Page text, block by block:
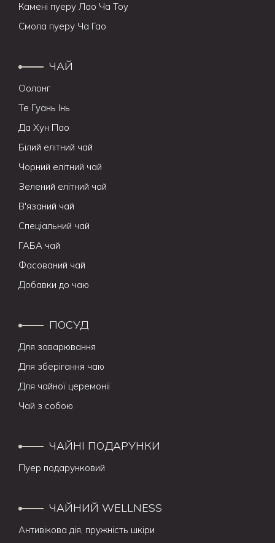
Камені пуеру Лао Ча Тоу
Смола пуеру Ча Гао
ЧАЙ
Оолонг
Те Гуань Інь
Да Хун Пао
Білий елітний чай
Чорний елітний чай
Зелений елітний чай
В'язаний чай
Спеціальний чай
ГАБА чай
Фасований чай
Добавки до чаю
ПОСУД
Для заварювання
Для зберігання чаю
Для чайної церемонії
Чай з собою
ЧАЙНІ ПОДАРУНКИ
Пуер подарунковий
ЧАЙНИЙ WELLNESS
Антивікова дія, пружність шкіри